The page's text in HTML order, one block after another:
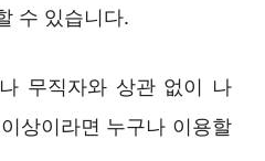
수 있습니다.
무직자와 상관 없이 나
상이라면 누구나 이용할